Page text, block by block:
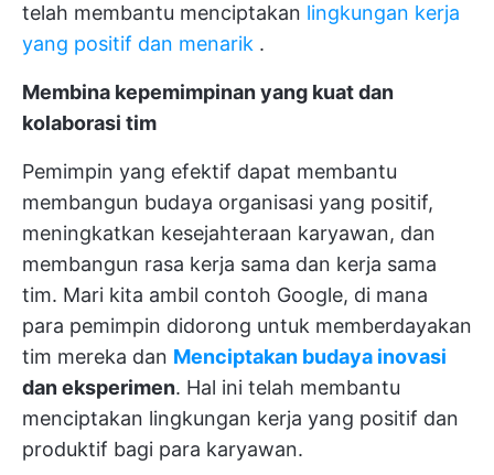
telah membantu menciptakan lingkungan kerja
yang positif dan menarik .
Membina kepemimpinan yang kuat dan
kolaborasi tim
Pemimpin yang efektif dapat membantu
membangun budaya organisasi yang positif,
meningkatkan kesejahteraan karyawan, dan
membangun rasa kerja sama dan kerja sama
tim. Mari kita ambil contoh Google, di mana
para pemimpin didorong untuk memberdayakan
tim mereka dan Menciptakan budaya inovasi
dan eksperimen. Hal ini telah membantu
menciptakan lingkungan kerja yang positif dan
produktif bagi para karyawan.